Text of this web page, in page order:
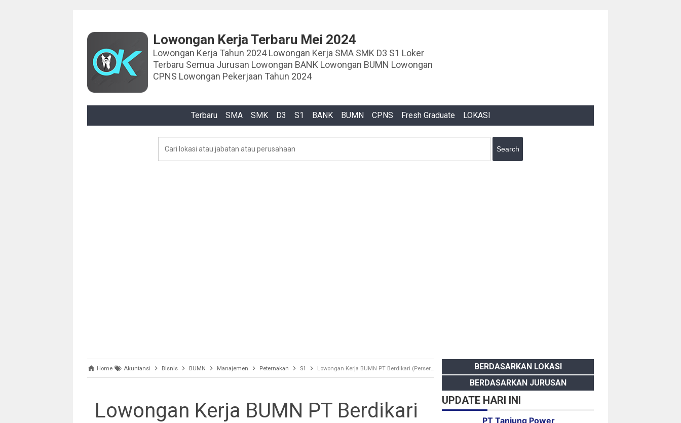
Lowongan Kerja Terbaru Mei 2024
Lowongan Kerja Tahun 2024 Lowongan Kerja SMA SMK D3 S1 Loker
Terbaru Semua Jurusan Lowongan BANK Lowongan BUMN Lowongan
CPNS Lowongan Pekerjaan Tahun 2024
Terbaru SMA SMK D3 S1 BANK BUMN CPNS Fresh Graduate LOKASI
Home Akuntansi Bisnis BUMN Manajemen Peternakan S1 Lowongan Kerja BUMN PT Berdikari (Persero)
Lowongan Kerja BUMN PT Berdikari
BERDASARKAN LOKASI
BERDASARKAN JURUSAN
UPDATE HARI INI